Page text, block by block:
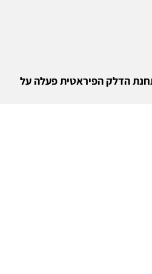
הדלק הפיראטית פעלה על